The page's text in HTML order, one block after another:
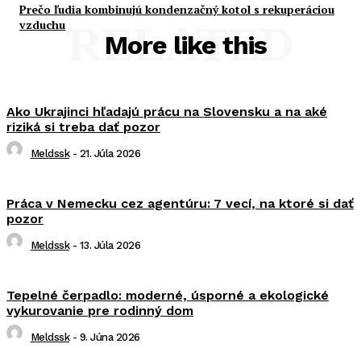
Prečo ľudia kombinujú kondenzačný kotol s rekuperáciou
vzduchu
More like this
RELATED
Ako Ukrajinci hľadajú prácu na Slovensku a na aké
riziká si treba dať pozor
Meldssk - 21. Júla 2026
Práca v Nemecku cez agentúru: 7 vecí, na ktoré si dať
pozor
Meldssk - 13. Júla 2026
Tepelné čerpadlo: moderné, úsporné a ekologické
vykurovanie pre rodinný dom
Meldssk - 9. Júna 2026